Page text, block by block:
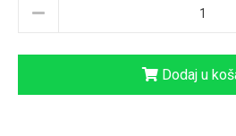
Dodaj u